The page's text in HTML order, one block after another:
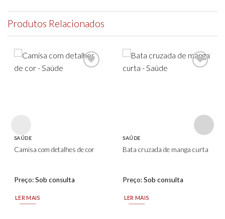
Produtos Relacionados
SAÚDE
Camisa com detalhes de cor
Preço:Sob consulta
LER MAIS
SAÚDE
Bata cruzada de manga curta
Preço:Sob consulta
LER MAIS